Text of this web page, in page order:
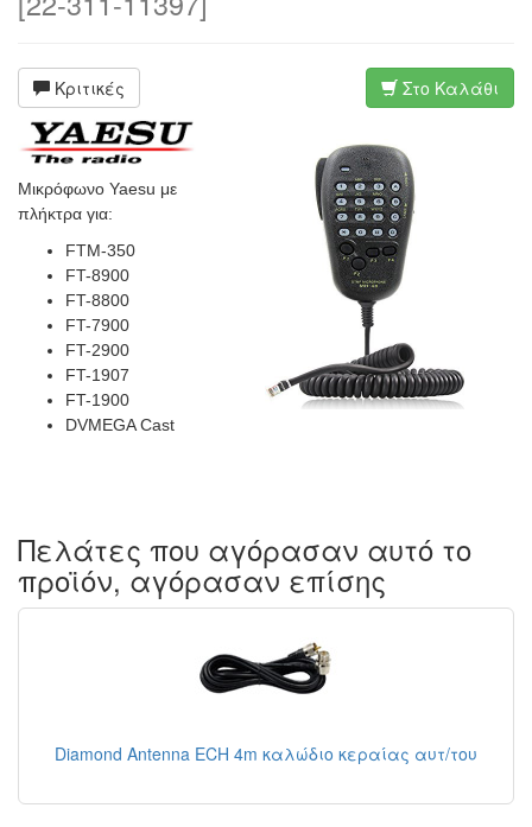
Κριτικές Στο Καλάθι
Μικρόφωνο Yaesu με
πλήκτρα για:
FTM-350
FT-8900
FT-8800
FT-7900
FT-2900
FT-1907
FT-1900
DVMEGA Cast
Πελάτες που αγόρασαν αυτό το
προϊόν, αγόρασαν επίσης
Diamond Antenna ECH 4m καλώδιο κεραίας αυτ/του